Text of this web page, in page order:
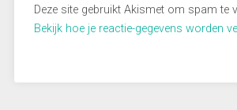
Deze site gebruikt Akismet om spam te
Bekijk hoe je reactie-gegevens worden